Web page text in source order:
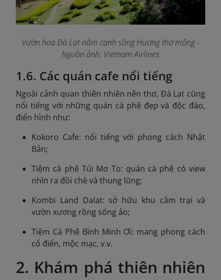
Vườn hoa Đà Lạt nằm cạnh sông Hương thơ mộng -
Nguồn ảnh: Vietnam Airlines
1.6. Các quán cafe nổi tiếng
Ngoài cảnh quan thiên nhiên nên thơ, Đà Lạt cũng
nổi tiếng với những quán cà phê đẹp và độc đáo,
điển hình như:
Kokoro Cafe: nổi tiếng với phong cách Nhật
Bản;
Tiệm cà phê Túi Mơ To: quán cà phê có view
nhìn ra đồi chè và thung lũng;
Kombi Land Dalat: sở hữu khu cắm trại và
vườn xương rồng sống ảo;
Tiệm Cà Phê Bình Minh Ơi: mang phong cách
cổ điển, mộc mạc, v.v.
2. Khám phá thiên nhiên